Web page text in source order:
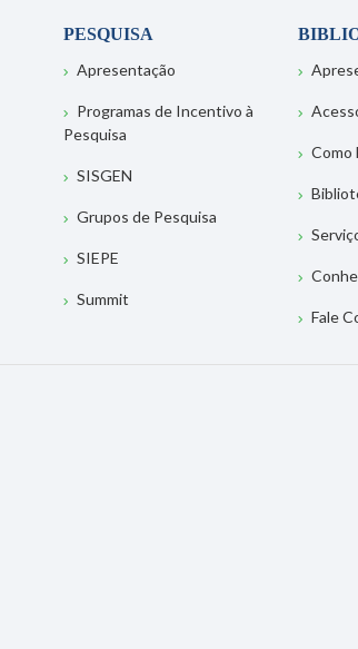
PESQUISA
Apresentação
Programas de Incentivo à
Pesquisa
SISGEN
Grupos de Pesquisa
SIEPE
Summit
Como
Fale